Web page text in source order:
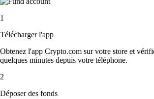
1
Télécharger l'app
Obtenez l'app Crypto.com sur votre store et
quelques minutes depuis votre téléphone.
2
Déposer des fonds